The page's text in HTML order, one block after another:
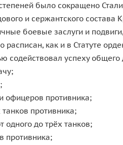
было сокращено
и сержантского
боевые заслуги и
как и в Статуте
содействовал успеху общего
офицеров противника;
противника;
одного до трёх танков;
противника;